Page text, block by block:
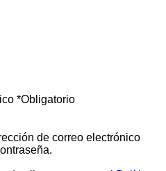
*Obligatorio
de correo electrónico